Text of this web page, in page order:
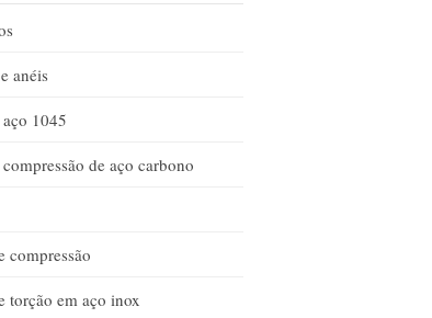
anéis
1045
de aço carbono
compressão
torção em aço inox